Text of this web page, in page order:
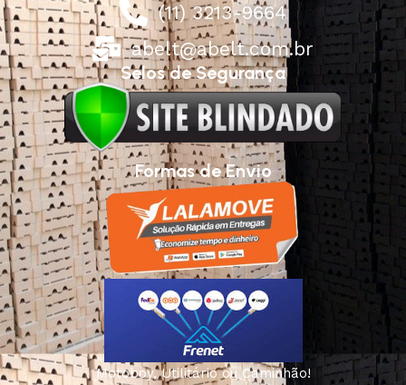
(11) 3213-9664
abelt@abelt.com.br
Selos de Segurança
Formas de Envio
Motoboy, Utilitário ou Caminhão!